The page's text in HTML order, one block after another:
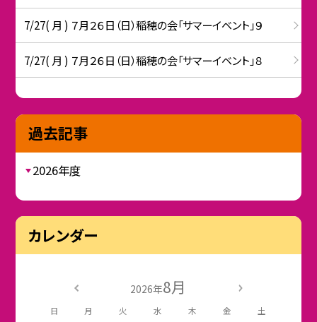
7/27( 月 ) ７月２６日（日）稲穂の会「サマーイベント」９
7/27( 月 ) ７月２６日（日）稲穂の会「サマーイベント」８
過去記事
2026年度
カレンダー
2026年8月
日 月 火 水 木 金 土